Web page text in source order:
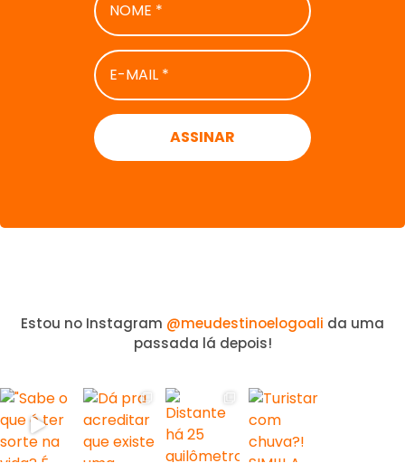
*
E-
MAIL
*
Estou no Instagram @meudestinoelogoali da uma
passada lá depois!